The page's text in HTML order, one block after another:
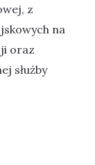
z
na
oraz
służby